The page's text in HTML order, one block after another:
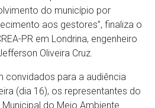
do município por
aos gestores”, finaliza o
PR em Londrina, engenheiro
Oliveira Cruz.
convidados para a audiência
(dia 16), os representantes do
do Meio Ambiente